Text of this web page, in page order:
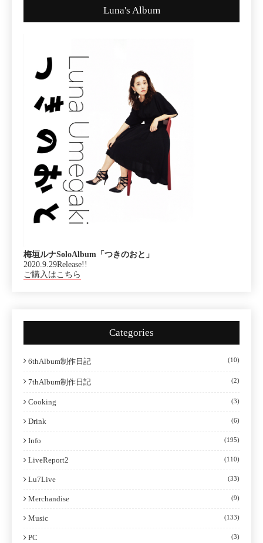
Luna's Album
梅垣ルナSoloAlbum「つきのおと」
2020.9.29Release!!
ご購入はこちら
Categories
6thAlbum制作日記 (10)
7thAlbum制作日記 (2)
Cooking (3)
Drink (6)
Info (195)
LiveReport2 (110)
Lu7Live (33)
Merchandise (9)
Music (133)
PC (3)